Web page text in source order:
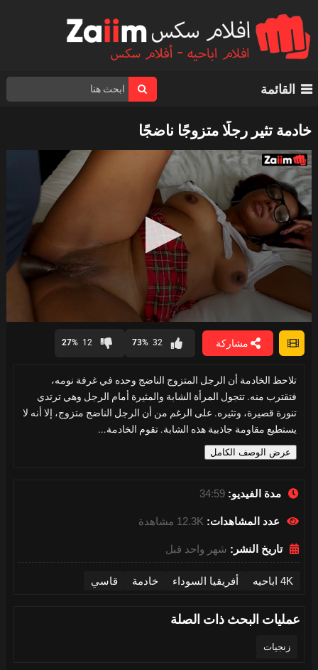
القائمة
خادمة تثير رجلًا متزوجًا ناضجًا
seconds
مشاركة 32
73%
12
27%
تلاحظ الخادمة أن الرجل المتزوج الناضج وحده في غرفة نومه،
فتقترب منه. تتجول المرأة الشابة والمثيرة أمام الرجل وهي ترتدي
تنورة قصيرة، وتثيره. على الرغم من أن الرجل الناضج متزوج، إلا أنه لا
يستطيع مقاومة جاذبية هذه الشابة. تقوم الخادمة...
عرض الوصف الكامل
مدة الفيديو: 34:59
عدد المشاهدات: 12.3K مشاهدة
تاريخ النشر: شهر واحد قبل
4K اباحيه أفريقيا السوداء خادمة قاسي
عمليات البحث ذات الصلة
زنجيات